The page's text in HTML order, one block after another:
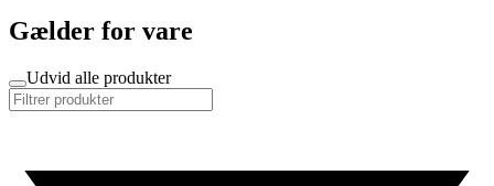
Gælder for vare
Udvid alle produkter